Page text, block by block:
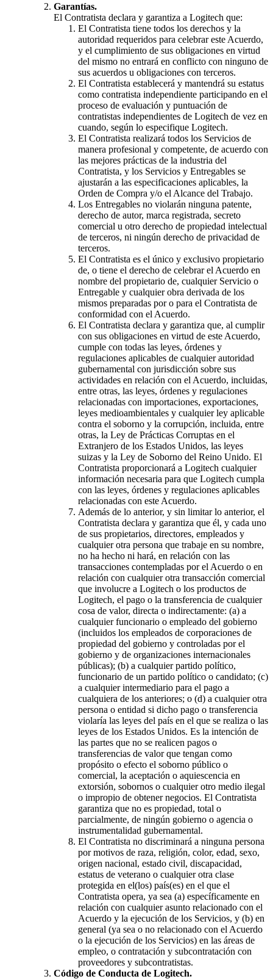
Garantías.
El Contratista declara y garantiza a Logitech que:
El Contratista tiene todos los derechos y la
autoridad requeridos para celebrar este Acuerdo,
y el cumplimiento de sus obligaciones en virtud
del mismo no entrará en conflicto con ninguno de
sus acuerdos u obligaciones con terceros.
El Contratista establecerá y mantendrá su estatus
como contratista independiente participando en el
proceso de evaluación y puntuación de
contratistas independientes de Logitech de vez en
cuando, según lo especifique Logitech.
El Contratista realizará todos los Servicios de
manera profesional y competente, de acuerdo con
las mejores prácticas de la industria del
Contratista, y los Servicios y Entregables se
ajustarán a las especificaciones aplicables, la
Orden de Compra y/o el Alcance del Trabajo.
Los Entregables no violarán ninguna patente,
derecho de autor, marca registrada, secreto
comercial u otro derecho de propiedad intelectual
de terceros, ni ningún derecho de privacidad de
terceros.
El Contratista es el único y exclusivo propietario
de, o tiene el derecho de celebrar el Acuerdo en
nombre del propietario de, cualquier Servicio o
Entregable y cualquier obra derivada de los
mismos preparadas por o para el Contratista de
conformidad con el Acuerdo.
El Contratista declara y garantiza que, al cumplir
con sus obligaciones en virtud de este Acuerdo,
cumple con todas las leyes, órdenes y
regulaciones aplicables de cualquier autoridad
gubernamental con jurisdicción sobre sus
actividades en relación con el Acuerdo, incluidas,
entre otras, las leyes, órdenes y regulaciones
relacionadas con importaciones, exportaciones,
leyes medioambientales y cualquier ley aplicable
contra el soborno y la corrupción, incluida, entre
otras, la Ley de Prácticas Corruptas en el
Extranjero de los Estados Unidos, las leyes
suizas y la Ley de Soborno del Reino Unido. El
Contratista proporcionará a Logitech cualquier
información necesaria para que Logitech cumpla
con las leyes, órdenes y regulaciones aplicables
relacionadas con este Acuerdo.
Además de lo anterior, y sin limitar lo anterior, el
Contratista declara y garantiza que él, y cada uno
de sus propietarios, directores, empleados y
cualquier otra persona que trabaje en su nombre,
no ha hecho ni hará, en relación con las
transacciones contempladas por el Acuerdo o en
relación con cualquier otra transacción comercial
que involucre a Logitech o los productos de
Logitech, el pago o la transferencia de cualquier
cosa de valor, directa o indirectamente: (a) a
cualquier funcionario o empleado del gobierno
(incluidos los empleados de corporaciones de
propiedad del gobierno y controladas por el
gobierno y de organizaciones internacionales
públicas); (b) a cualquier partido político,
funcionario de un partido político o candidato; (c)
a cualquier intermediario para el pago a
cualquiera de los anteriores; o (d) a cualquier otra
persona o entidad si dicho pago o transferencia
violaría las leyes del país en el que se realiza o las
leyes de los Estados Unidos. Es la intención de
las partes que no se realicen pagos o
transferencias de valor que tengan como
propósito o efecto el soborno público o
comercial, la aceptación o aquiescencia en
extorsión, sobornos o cualquier otro medio ilegal
o impropio de obtener negocios. El Contratista
garantiza que no es propiedad, total o
parcialmente, de ningún gobierno o agencia o
instrumentalidad gubernamental.
El Contratista no discriminará a ninguna persona
por motivos de raza, religión, color, edad, sexo,
origen nacional, estado civil, discapacidad,
estatus de veterano o cualquier otra clase
protegida en el(los) país(es) en el que el
Contratista opera, ya sea (a) específicamente en
relación con cualquier asunto relacionado con el
Acuerdo y la ejecución de los Servicios, y (b) en
general (ya sea o no relacionado con el Acuerdo
o la ejecución de los Servicios) en las áreas de
empleo, o contratación y subcontratación con
proveedores y subcontratistas.
Código de Conducta de Logitech.